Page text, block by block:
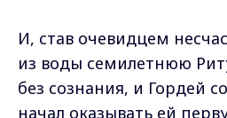
И, став очевидцем
из воды семилетнюю
без сознания, и Гордей
начал оказывать ей